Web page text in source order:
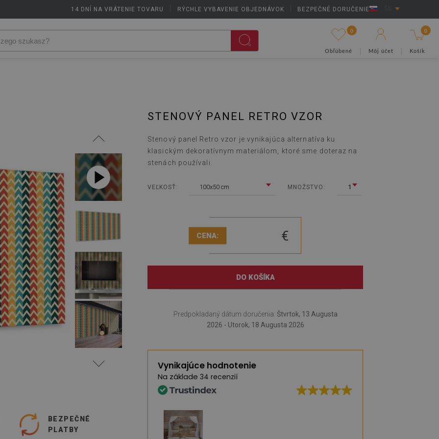
14 DNÍ NA VRÁTENIE TOVARU RÝCHLE VYBAVENIE OBJEDNÁVOK BEZPEČNÉ DORUČENIE
0
Obľúbené Môj účet
0
Košík
BEZPEČNÉ
PLATBY
STENOVÝ PANEL RETRO VZOR
Stenový panel Retro vzor je vynikajúca alternatíva ku
klasickým dekoratívnym materiálom, ktoré sme doteraz na
stenách používali.
VEĽKOSŤ: 100x50 cm MNOŽSTVO: 1
CENA: €
DO KOŠÍKA
Predpokladaný dátum doručenia: Štvrtok, 13 Augusta
2026 - Utorok, 18 Augusta 2026
Vynikajúce hodnotenie
Na základe 34 recenzií